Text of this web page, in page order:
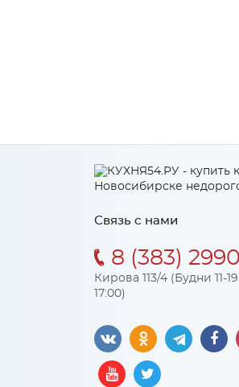
Связь с нами
8 (383)
Кирова 113/4 (Будни 11-
17:00)